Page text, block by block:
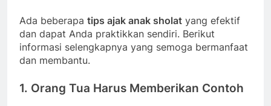
Ada beberapa tips ajak anak sholat yang efektif
dan dapat Anda praktikkan sendiri. Berikut
informasi selengkapnya yang semoga bermanfaat
dan membantu.
1. Orang Tua Harus Memberikan Contoh